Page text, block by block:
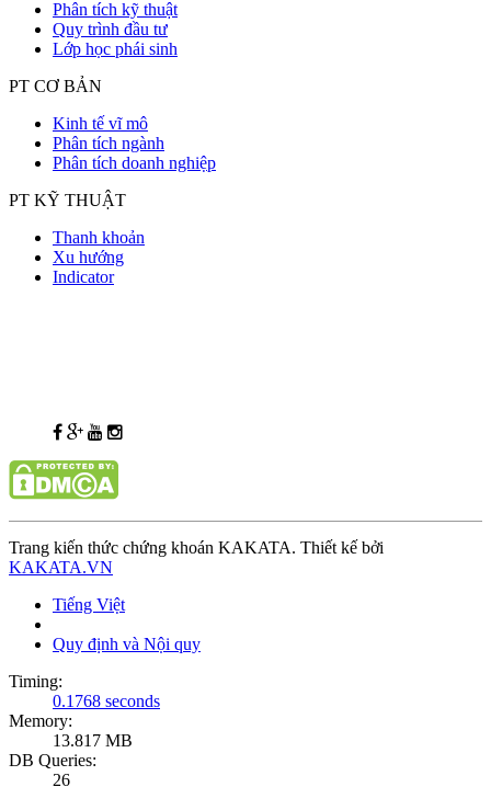
Phân tích kỹ thuật
Quy trình đầu tư
Lớp học phái sinh
PT CƠ BẢN
Kinh tế vĩ mô
Phân tích ngành
Phân tích doanh nghiệp
PT KỸ THUẬT
Thanh khoản
Xu hướng
Indicator
Trang kiến thức chứng khoán KAKATA. Thiết kế bởi
KAKATA.VN
Tiếng Việt
Quy định và Nội quy
Timing:
0.1768 seconds
Memory:
13.817 MB
DB Queries:
26